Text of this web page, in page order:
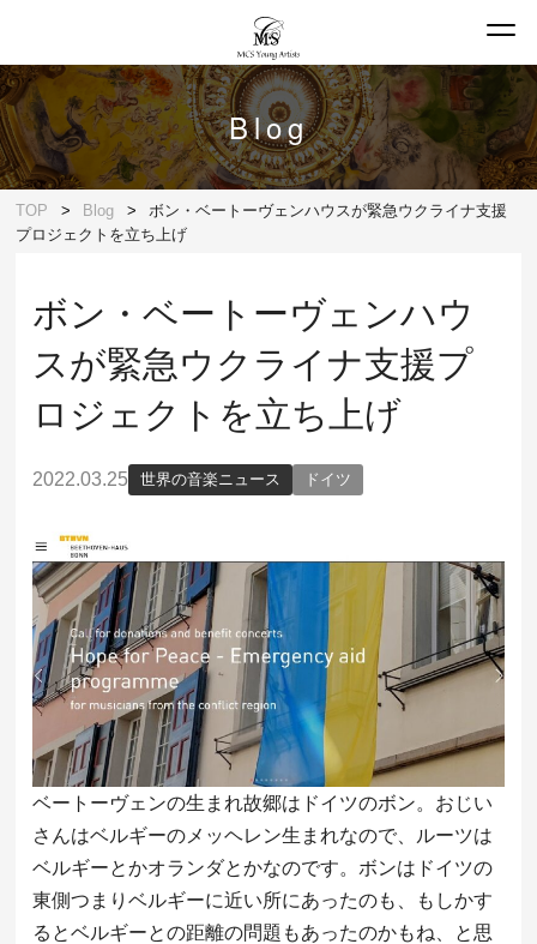
Blog
TOP Blog
ボン・ベートーヴェンハウスが緊急ウクライナ支援
プロジェクトを立ち上げ
ボン・ベートーヴェンハウ
スが緊急ウクライナ支援プ
ロジェクトを立ち上げ
2022.03.25 世界の音楽ニュース ドイツ
ベートーヴェンの生まれ故郷はドイツのボン。おじい
さんはベルギーのメッヘレン生まれなので、ルーツは
ベルギーとかオランダとかなのです。ボンはドイツの
東側つまりベルギーに近い所にあったのも、もしかす
るとベルギーとの距離の問題もあったのかもね、と思